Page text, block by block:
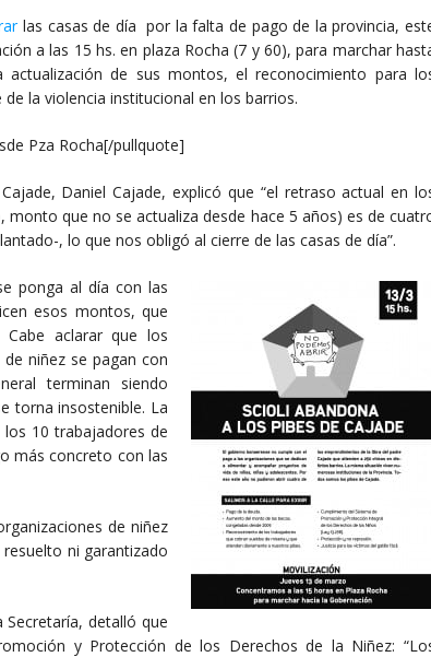
las casas de día por la falta de pago de la provincia,
a las 15 hs. en plaza Rocha (7 y 60), para marchar
de sus montos, el reconocimiento para
la violencia institucional en los barrios.
Pza Rocha[/pullquote]
Daniel Cajade, explicó que “el retraso actual en
que no se actualiza desde hace 5 años) es de
, lo que nos obligó al cierre de las casas de día”.
ponga al día con las
esos montos, que
aclarar que los
niñez se pagan con
terminan siendo
torna insostenible. La
10 trabajadores de
más concreto con las
de niñez
ni garantizado
detalló que
y Protección de los Derechos de la Niñez: